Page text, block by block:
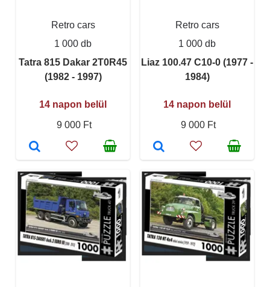
Retro cars
1 000 db
Tatra 815 Dakar 2T0R45
(1982 - 1997)
14 napon belül
9 000 Ft
Retro cars
1 000 db
Liaz 100.47 C10-0 (1977 -
1984)
14 napon belül
9 000 Ft